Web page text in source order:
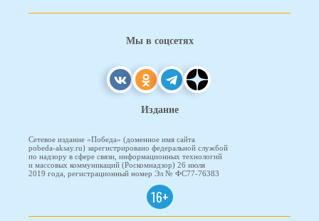
Мы в соцсетях
Издание
Сетевое издание «Победа» (доменное имя сайта
pobeda-aksay.ru) зарегистрировано федеральной службой
по надзору в сфере связи, информационных технологий
и массовых коммуникаций (Роскомнадзор) 26 июля
2019 года, регистрационный номер Эл № ФС77-76383
16+